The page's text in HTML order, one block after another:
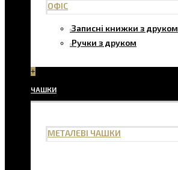
ОФІС
Записні книжки з друком
Ручки з друком
+
ЧАШКИ
МЕТАЛЕВІ ЧАШКИ